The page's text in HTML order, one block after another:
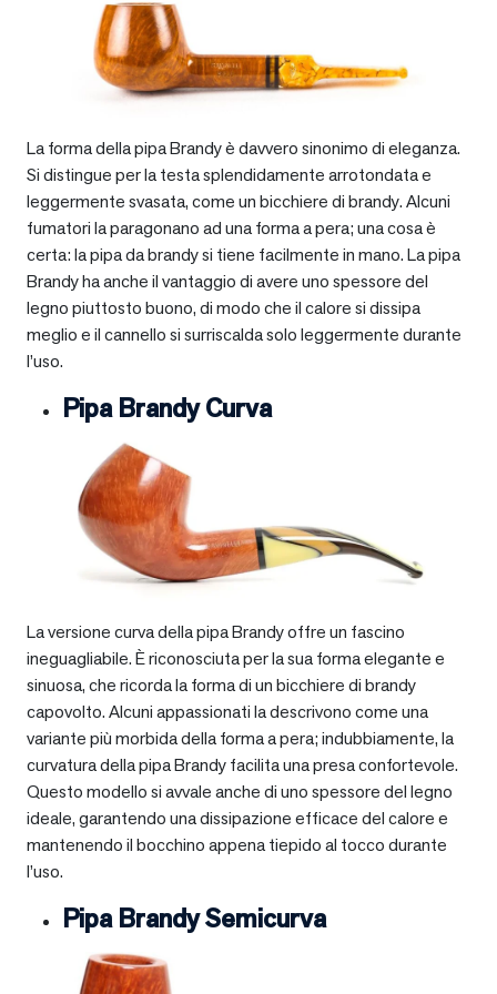
La forma della pipa Brandy è davvero sinonimo di eleganza.
Si distingue per la testa splendidamente arrotondata e
leggermente svasata, come un bicchiere di brandy. Alcuni
fumatori la paragonano ad una forma a pera; una cosa è
certa: la pipa da brandy si tiene facilmente in mano. La pipa
Brandy ha anche il vantaggio di avere uno spessore del
legno piuttosto buono, di modo che il calore si dissipa
meglio e il cannello si surriscalda solo leggermente durante
l’uso.
Pipa Brandy Curva
La versione curva della pipa Brandy offre un fascino
ineguagliabile. È riconosciuta per la sua forma elegante e
sinuosa, che ricorda la forma di un bicchiere di brandy
capovolto. Alcuni appassionati la descrivono come una
variante più morbida della forma a pera; indubbiamente, la
curvatura della pipa Brandy facilita una presa confortevole.
Questo modello si avvale anche di uno spessore del legno
ideale, garantendo una dissipazione efficace del calore e
mantenendo il bocchino appena tiepido al tocco durante
l’uso.
Pipa Brandy Semicurva